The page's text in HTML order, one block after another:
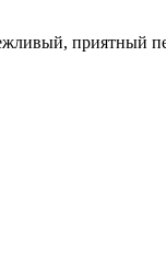
приятный